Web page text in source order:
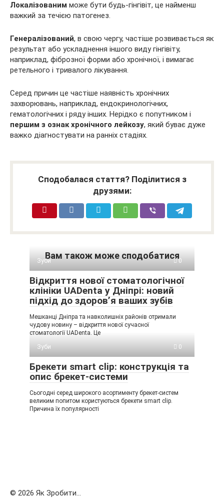
Локалізованим може бути будь-гінгівіт, це найменш
важкий за течією патогенез.
Генералізований, в свою чергу, частіше розвивається як
результат або ускладнення іншого виду гінгівіту,
наприклад, фіброзної форми або хронічної, і вимагає
ретельного і тривалого лікування.
Серед причин це частіше наявність хронічних
захворювань, наприклад, ендокринологічних,
гематологічних і ряду інших. Нерідко є попутником і
першим з ознакхронічного лейкозу, який буває дуже
важко діагностувати на ранніх стадіях.
Сподобалася стаття? Поділитися з
друзями:
Вам також може сподобатися
Зуби 0
Відкриття нової стоматологічної
клініки UADenta у Дніпрі: новий
підхід до здоров’я ваших зубів
Мешканці Дніпра та навколишніх районів отримали
чудову новину – відкриття нової сучасної
стоматології UADenta. Це
Зуби
0
Брекети smart clip: конструкція та
опис брекет-системи
Сьогодні серед широкого асортименту брекет-систем
великим попитом користуються брекети smart clip.
Причина їх популярності
© 2026 Як Зробити...